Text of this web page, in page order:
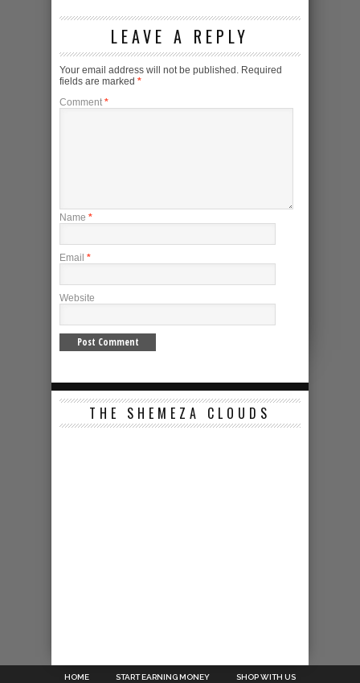
LEAVE A REPLY
Your email address will not be published. Required
fields are marked *
Comment *
Name *
Email *
Website
THE SHEMEZA CLOUDS
HOME START EARNING MONEY SHOP WITH US